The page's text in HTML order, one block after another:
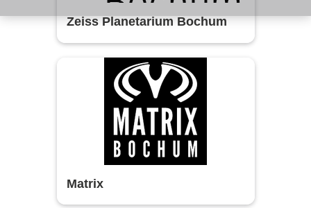
Zeiss Planetarium Bochum
Matrix